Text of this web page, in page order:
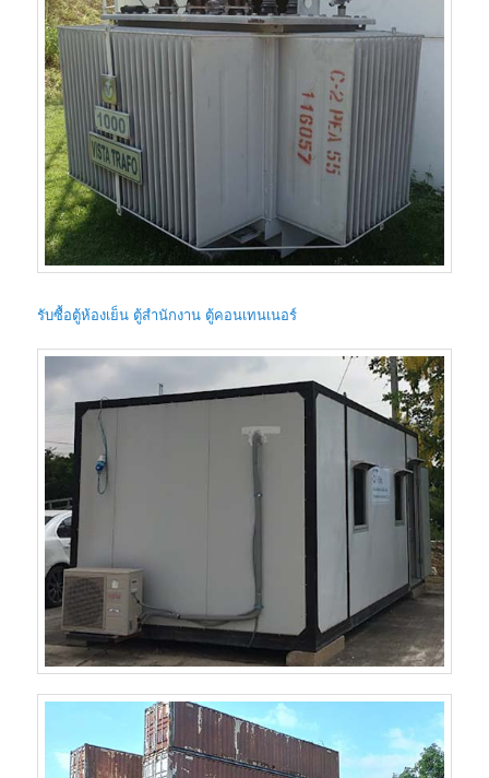
รับซื้อตู้ห้องเย็น ตู้สำนักงาน ตู้คอนเทนเนอร์